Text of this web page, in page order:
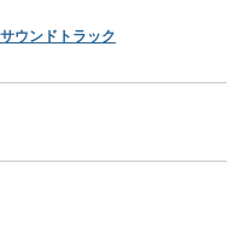
ウンドトラック